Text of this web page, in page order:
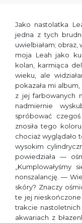
Jako nastolatka
jedna z tych
uwielbiałam;
moja Leah jako
kolan, karmiąca
wieku, ale
pokazała mi album,
z jej farbowanych
nadmiernie
spróbować
znosiła tego
chociaż wyglądało
wysokim
powiedziała —
nonszalancję. —
skóry? Znaczy
te jej
trakcie
akwariach z